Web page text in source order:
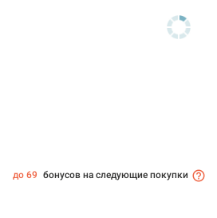
до 69 бонусов на следующие покупки